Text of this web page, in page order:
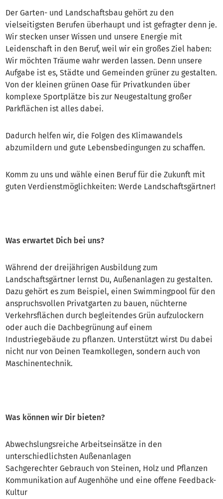
Der Garten- und Landschaftsbau gehört zu den
vielseitigsten Berufen überhaupt und ist gefragter denn je.
Wir stecken unser Wissen und unsere Energie mit
Leidenschaft in den Beruf, weil wir ein großes Ziel haben:
Wir möchten Träume wahr werden lassen. Denn unsere
Aufgabe ist es, Städte und Gemeinden grüner zu gestalten.
Von der kleinen grünen Oase für Privatkunden über
komplexe Sportplätze bis zur Neugestaltung großer
Parkflächen ist alles dabei.
Dadurch helfen wir, die Folgen des Klimawandels
abzumildern und gute Lebensbedingungen zu schaffen.
Komm zu uns und wähle einen Beruf für die Zukunft mit
guten Verdienstmöglichkeiten: Werde Landschaftsgärtner!
Was erwartet Dich bei uns?
Während der dreijährigen Ausbildung zum
Landschaftsgärtner lernst Du, Außenanlagen zu gestalten.
Dazu gehört es zum Beispiel, einen Swimmingpool für den
anspruchsvollen Privatgarten zu bauen, nüchterne
Verkehrsflächen durch begleitendes Grün aufzulockern
oder auch die Dachbegrünung auf einem
Industriegebäude zu pflanzen. Unterstützt wirst Du dabei
nicht nur von Deinen Teamkollegen, sondern auch von
Maschinentechnik.
Was können wir Dir bieten?
Abwechslungsreiche Arbeitseinsätze in den
unterschiedlichsten Außenanlagen
Sachgerechter Gebrauch von Steinen, Holz und Pflanzen
Kommunikation auf Augenhöhe und eine offene Feedback-
Kultur